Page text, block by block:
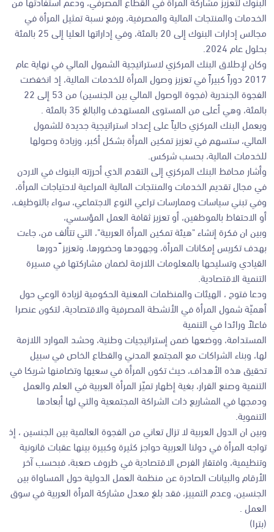
الخدمات والمنتجات المالية والمصرفية، ورفع نسبة تمثيل المرأة في
مجالس إدارات البنوك إلى 20 بالمئة، وفي إداراتها العليا إلى 25 بالمئة
بحلول عام 2024.
وكان لإطلاق البنك المركزي لاستراتيجية الشمول المالي في نهاية عام
2017 دوراً كبيراً في تعزيز وصول المرأة للخدمات المالية، إذ انخفضت
الفجوة الجندرية (فجوة الوصول المالي بين الجنسين) من 53 إلى 22
بالمئة، وهي أعلى من المستوى المستهدف والبالغ 35 بالمئة .
ويعمل البنك المركزي حالياً على إعداد استراتيجية جديدة للشمول
المالي، ستسهم في تعزيز تمكين المرأة بشكل أكبر، وزيادة وصولها
للخدمات المالية، بحسب شركس.
وأشار محافظ البنك المركزي إلى التقدم الذي أحرزته البنوك في الاردن
في مجال تقديم الخدمات والمنتجات المالية المراعية لاحتياجات المرأة،
وفي تبني سياسات وممارسات تراعي النوع الاجتماعي، سواء بالتوظيف،
أو الاحتفاظ بالموظفين، أو تعزيز ثقافة العمل المؤسسي،
وبين ان فكرة إنشاء "هيئة تمكين المرأة العربية"، التي تتألف من، جاءت
بهدف تكريس إمكانات المرأة، وجهودها وحضورها، وتعزيز ً دورها
القيادي وتسليحها بالمعلومات اللازمة لضمان مشاركتها في مسيرة
التنمية الاقتصادية.
ودعا فتوح ، الهيئات والمنظمات المعنية الحكومية لزيادة الوعي حول
أهميّة شمول المرأة في الأنشطة المصرفية والاقتصادية، لتكون عنصرا
فاعلاً ورائدا في التنمية
المستدامة، ووضعها ضمن إستراتيجيات وطنية، وحشد الموارد اللازمة
لها، وبناء الشراكات مع المجتمع المدني والقطاع الخاص في سبيل
تحقيق هذه الأهداف، حيث تكون المرأة في سعيها وتضامنها شريكا في
التنمية وصنع القرار، بغية إظهار تميّز المرأة العربية في العلم والعمل
ودمجها في المشاريع ذات الشراكة المجتمعية والتي لها أبعادها
التنموية.
وبين ان الدول العربية لا تزال تعاني من الفجوة العالمية بين الجنسين ، إذ
تواجه المرأة في دولنا العربية حواجز كثيرة وكبيرة بينها عقبات قانونية
وتنظيمية، وافتقار الفرص الاقتصادية في ظروف صعبة، فبحسب آخر
الأرقام والبيانات الصادرة عن منظمة العمل الدولية حول المساواة بين
الجنسين، وعدم التمييز، فقد بلغ معدل مشاركة المرأة العربية في سوق
العمل .
(بترا)